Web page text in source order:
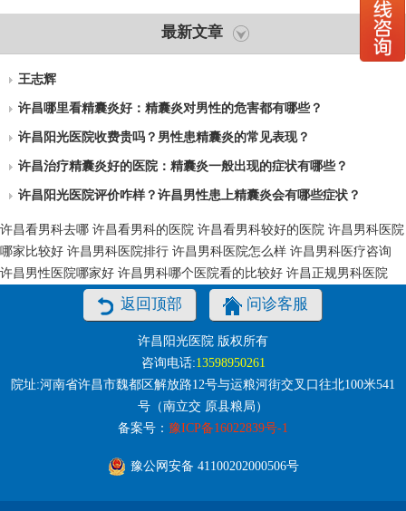
最新文章
王志辉
许昌哪里看精囊炎好：精囊炎对男性的危害都有哪些？
许昌阳光医院收费贵吗？男性患精囊炎的常见表现？
许昌治疗精囊炎好的医院：精囊炎一般出现的症状有哪些？
许昌阳光医院评价咋样？许昌男性患上精囊炎会有哪些症状？
许昌看男科去哪 许昌看男科的医院 许昌看男科较好的医院 许昌男科医院
哪家比较好 许昌男科医院排行 许昌男科医院怎么样 许昌男科医疗咨询
许昌男性医院哪家好 许昌男科哪个医院看的比较好 许昌正规男科医院
返回顶部 问诊客服
许昌阳光医院 版权所有
咨询电话:13598950261
院址:河南省许昌市魏都区解放路12号与运粮河街交叉口往北100米541
号（南立交 原县粮局）
备案号： 豫ICP备16022839号-1
豫公网安备 41100202000506号